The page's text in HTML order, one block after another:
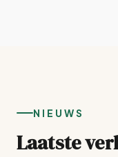
NIEUWS
Laatste